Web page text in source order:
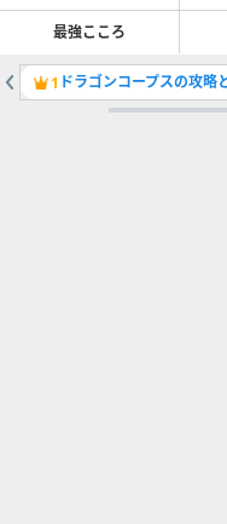
最強こころ
1 ドラゴンコープスの攻略